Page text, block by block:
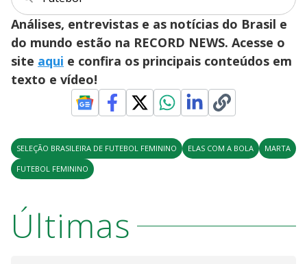
Análises, entrevistas e as notícias do Brasil e
do mundo estão na RECORD NEWS. Acesse o
site aqui e confira os principais conteúdos em
texto e vídeo!
SELEÇÃO BRASILEIRA DE FUTEBOL FEMININO ELAS COM A BOLA
MARTA
FUTEBOL FEMININO
Últimas